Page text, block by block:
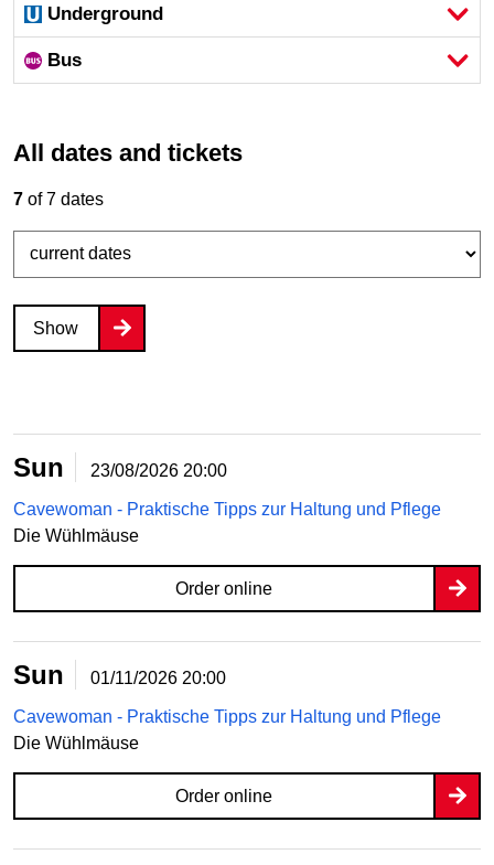
Underground
Bus
All dates and tickets
7 of 7 dates
Show
Sun 23/08/2026 20:00
Cavewoman - Praktische Tipps zur Haltung und Pflege
Die Wühlmäuse
Order online
Sun 01/11/2026 20:00
Cavewoman - Praktische Tipps zur Haltung und Pflege
Die Wühlmäuse
Order online